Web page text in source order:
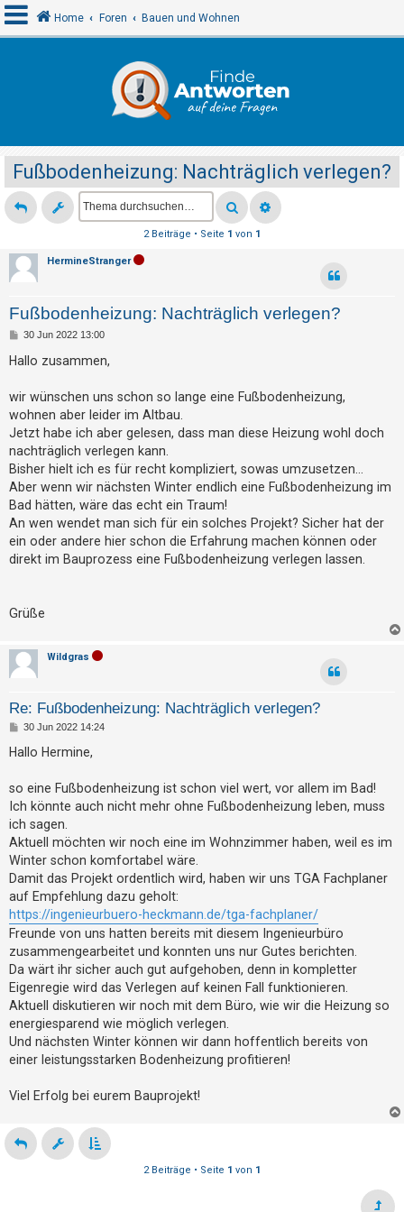
e
l
d
e
R
e
g
i
s
t
r
i
e
r
e
n
U
b
e
n
t
w
r
t
e
t
e
T
h
e
m
e
n
k
i
v
Home Foren Bauen und Wohnen
Fußbodenheizung: Nachträglich verlegen?
2 Beiträge • Seite 1 von 1
HermineStranger
Fußbodenheizung: Nachträglich verlegen?
B
i
t
a
g
30 Jun 2022 13:00
Hallo zusammen,
wir wünschen uns schon so lange eine Fußbodenheizung,
wohnen aber leider im Altbau.
Jetzt habe ich aber gelesen, dass man diese Heizung wohl doch
nachträglich verlegen kann.
Bisher hielt ich es für recht kompliziert, sowas umzusetzen...
Aber wenn wir nächsten Winter endlich eine Fußbodenheizung im
Bad hätten, wäre das echt ein Traum!
An wen wendet man sich für ein solches Projekt? Sicher hat der
ein oder andere hier schon die Erfahrung machen können oder
direkt im Bauprozess eine Fußbodenheizung verlegen lassen.
Grüße
Wildgras
Re: Fußbodenheizung: Nachträglich verlegen?
B
i
a
g
30 Jun 2022 14:24
Hallo Hermine,
so eine Fußbodenheizung ist schon viel wert, vor allem im Bad!
Ich könnte auch nicht mehr ohne Fußbodenheizung leben, muss
ich sagen.
Aktuell möchten wir noch eine im Wohnzimmer haben, weil es im
Winter schon komfortabel wäre.
Damit das Projekt ordentlich wird, haben wir uns TGA Fachplaner
auf Empfehlung dazu geholt:
https://ingenieurbuero-heckmann.de/tga-fachplaner/
Freunde von uns hatten bereits mit diesem Ingenieurbüro
zusammengearbeitet und konnten uns nur Gutes berichten.
Da wärt ihr sicher auch gut aufgehoben, denn in kompletter
Eigenregie wird das Verlegen auf keinen Fall funktionieren.
Aktuell diskutieren wir noch mit dem Büro, wie wir die Heizung so
energiesparend wie möglich verlegen.
Und nächsten Winter können wir dann hoffentlich bereits von
einer leistungsstarken Bodenheizung profitieren!
Viel Erfolg bei eurem Bauprojekt!
2 Beiträge • Seite 1 von 1